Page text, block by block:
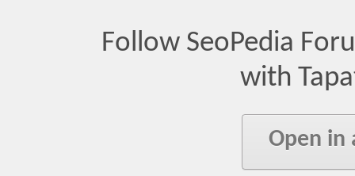
Follow SeoPedia
with
Open in